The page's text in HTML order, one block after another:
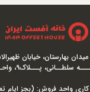
بهارستان، خیابان
سلطــانی، پـــلاک9، واحـــد7
واحد فروش: (بجز ایام